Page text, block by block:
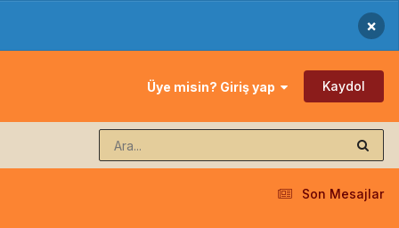
×
Üye misin? Giriş yap Kaydol
Son Mesajlar